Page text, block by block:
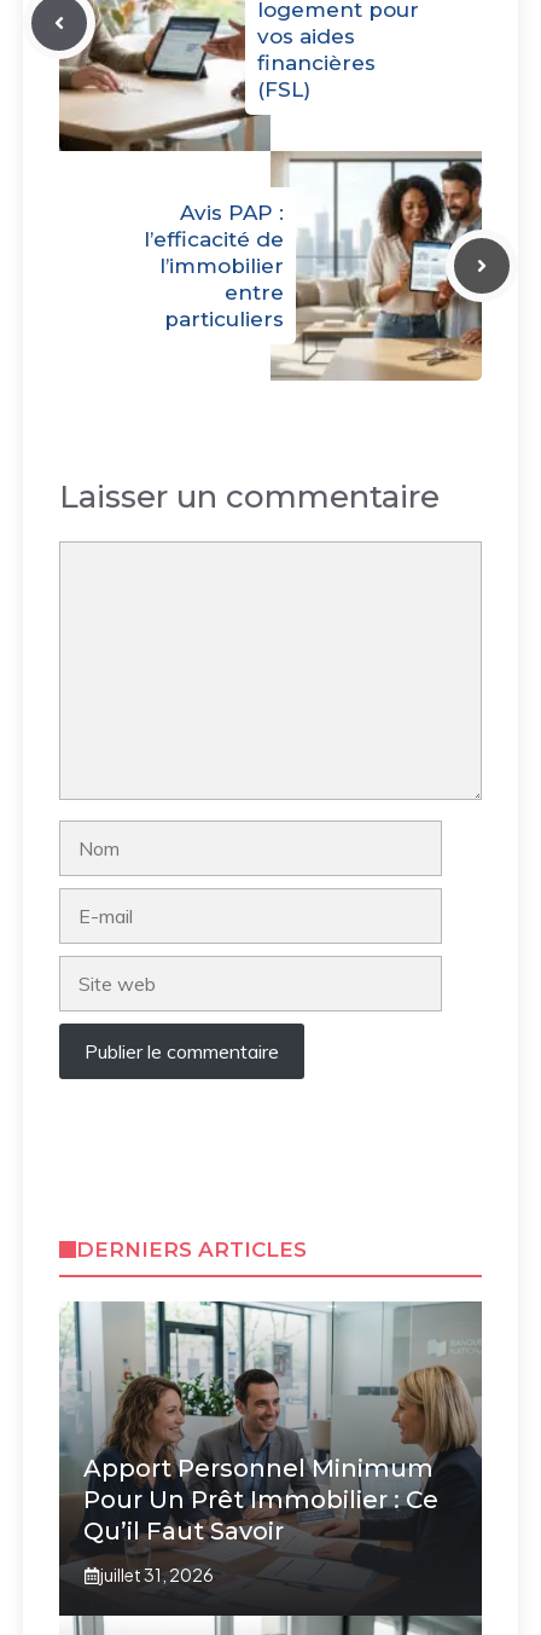
logement pour
vos aides
financières
(FSL)
Avis PAP :
l’efficacité de
l’immobilier
entre
particuliers
Laisser un commentaire
DERNIERS ARTICLES
Apport Personnel Minimum
Pour Un Prêt Immobilier : Ce
Qu’il Faut Savoir
juillet 31, 2026